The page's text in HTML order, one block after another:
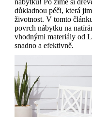
nábytku! Po zimě si
důkladnou péči, která
životnost. V tomto
povrch nábytku na
vhodnými materiály od
snadno a efektivně.